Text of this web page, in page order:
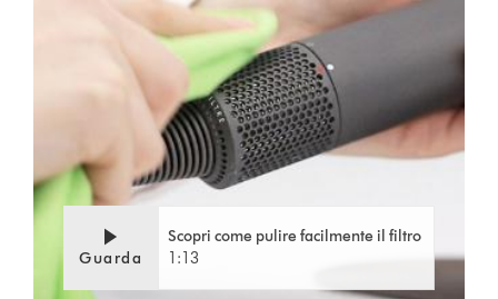
Guarda
Scopri come pulire facilmente il filtro
1:13